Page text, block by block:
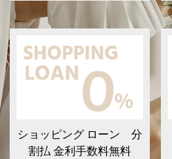
ショッピング ローン 分
割払 金利手数料無料